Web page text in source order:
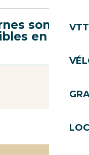
sont-elles
en cas